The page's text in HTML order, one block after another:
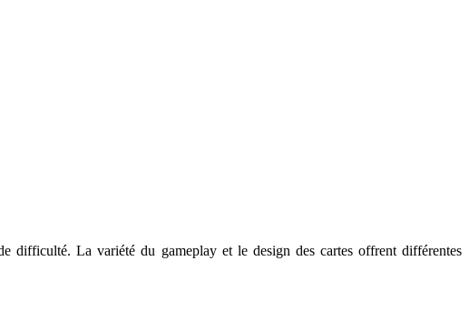
difficulté. La variété du gameplay et le design des cartes offrent différentes